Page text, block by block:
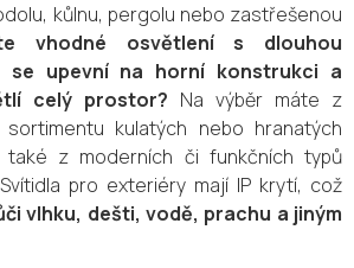
kůlnu, pergolu nebo zastřešenou
vhodné osvětlení s dlouhou
se upevní na horní konstrukci a
celý prostor? Na výběr máte z
kulatých nebo hranatých
také z moderních či funkčních typů
pro exteriéry mají IP krytí, což
vlhku, dešti, vodě, prachu a jiným